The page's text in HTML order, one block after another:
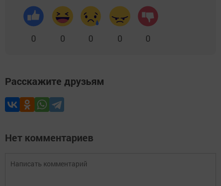
0 0 0 0 0
Расскажите друзьям
Нет комментариев